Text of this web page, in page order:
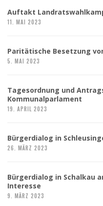
Auftakt
11. MAI 2023
Paritätische Besetzung
5. MAI 2023
Tagesordnung und
Kommunalparlament
19. APRIL 2023
Bürgerdialog in
26. MÄRZ 2023
Bürgerdialog in Schalkau
Interesse
9. MÄRZ 2023